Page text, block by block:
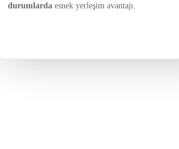
durumlarda esnek yerleşim avantajı.